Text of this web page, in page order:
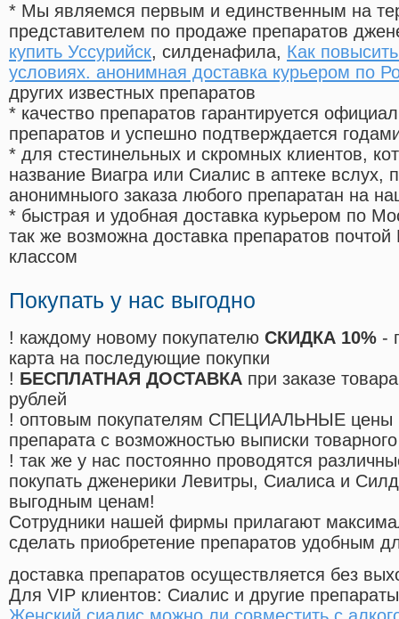
* Мы являемся первым и единственным на
представителем по продаже препаратов
купить Уссурийск, силденафила, Как
условиях. анонимная доставка курьером по
других известных препаратов
* качество препаратов гарантируется
препаратов и успешно подтверждается
* для стестинельных и скромных клиентов,
название Виагра или Сиалис в аптеке вслух,
анонимныого заказа любого препаратан на
* быстрая и удобная доставка курьером по
так же возможна доставка препаратов
классом
Покупать у нас выгодно
! каждому новому покупателю СКИДКА 10% -
карта на последующие покупки
! БЕСПЛАТНАЯ ДОСТАВКА при заказе
рублей
! оптовым покупателям СПЕЦИАЛЬНЫЕ цены
препарата с возможностью выписки
! так же у нас постоянно проводятся
покупать дженерики Левитры, Сиалиса и
выгодным ценам!
Cотрудники нашей фирмы прилагают
сделать приобретение препаратов удобным
доставка препаратов осуществляется без
Для VIP клиентов: Сиалис и другие